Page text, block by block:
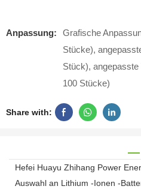
Anpassung:
Grafische
Stücke),
Stück),
100 Stücke)
Share with:
Hefei Huayu Zhihang Power
Auswahl an Lithium -Ionen -